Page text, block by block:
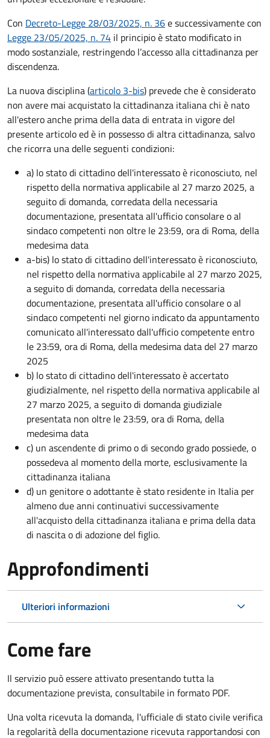
Con Decreto-Legge 28/03/2025, n. 36e successivamente con
Legge 23/05/2025, n. 74 il principio è stato modificato in
modo sostanziale, restringendo l’accesso alla cittadinanza per
discendenza.
La nuova disciplina (articolo 3-bis) prevede cheèconsiderato
non avere mai acquistato la cittadinanza italiana chi è nato
all'estero anche prima della data di entrata in vigore del
presente articolo ed è in possesso di altra cittadinanza, salvo
che ricorra una delle seguenti condizioni:
a) lo stato di cittadino dell'interessato è riconosciuto, nel
rispetto della normativa applicabile al 27 marzo 2025, a
seguito di domanda, corredata della necessaria
documentazione, presentata all'ufficio consolare o al
sindaco competenti non oltre le 23:59, ora di Roma, della
medesima data
a-bis) lo stato di cittadino dell'interessato è riconosciuto,
nel rispetto della normativa applicabile al 27 marzo 2025,
a seguito di domanda, corredata della necessaria
documentazione, presentata all'ufficio consolare o al
sindaco competenti nel giorno indicato da appuntamento
comunicato all'interessato dall'ufficio competente entro
le 23:59, ora di Roma, della medesima data del 27 marzo
2025
b) lo stato di cittadino dell'interessato è accertato
giudizialmente, nel rispetto della normativa applicabile al
27 marzo 2025, a seguito di domanda giudiziale
presentata non oltre le 23:59, ora di Roma, della
medesima data
c) un ascendente di primo o di secondo grado possiede, o
possedeva al momento della morte, esclusivamente la
cittadinanza italiana
d) un genitore o adottante è stato residente in Italia per
almeno due anni continuativi successivamente
all'acquisto della cittadinanza italiana e prima della data
di nascita o di adozione del figlio.
Approfondimenti
Ulteriori informazioni
Come fare
Il servizio può essere attivato presentando tutta la
documentazione prevista, consultabile in formato PDF.
Una volta ricevuta la domanda, l'ufficiale di stato civile verifica
la regolarità della documentazione ricevuta rapportandosi con